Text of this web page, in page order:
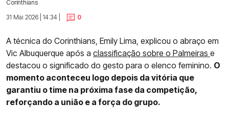
Corinthians
31 Mai 2026 | 14:34 |
0
A técnica do Corinthians, Emily Lima, explicou o abraço em
Vic Albuquerque após a classificação sobre o Palmeiras e
destacou o significado do gesto para o elenco feminino. O
momento aconteceu logo depois da vitória que
garantiu o time na próxima fase da competição,
reforçando a união e a força do grupo.